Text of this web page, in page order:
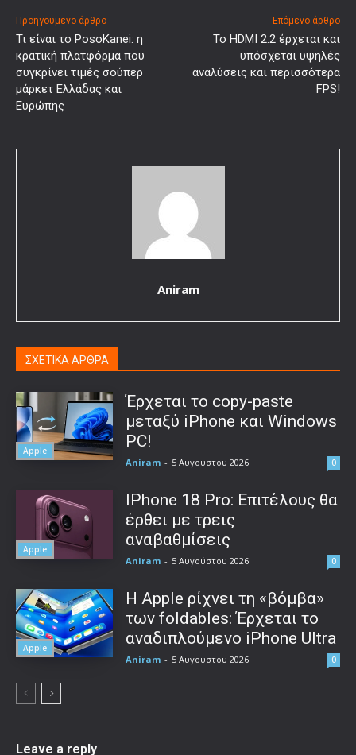
Προηγούμενο άρθρο
Τι είναι το PosoKanei: η
κρατική πλατφόρμα που
συγκρίνει τιμές σούπερ
μάρκετ Ελλάδας και
Ευρώπης
Επόμενο άρθρο
Το HDMI 2.2 έρχεται και
υπόσχεται υψηλές
αναλύσεις και περισσότερα
FPS!
Aniram
ΣΧΕΤΙΚΑ ΑΡΘΡΑ
Apple
Έρχεται το copy-paste
μεταξύ iPhone και Windows
PC!
Aniram - 5 Αυγούστου 2026 0
Apple
IPhone 18 Pro: Επιτέλους θα
έρθει με τρεις
αναβαθμίσεις
Aniram - 5 Αυγούστου 2026 0
Apple
Η Apple ρίχνει τη «βόμβα»
των foldables: Έρχεται το
αναδιπλούμενο iPhone Ultra
Aniram - 5 Αυγούστου 2026 0
Leave a reply